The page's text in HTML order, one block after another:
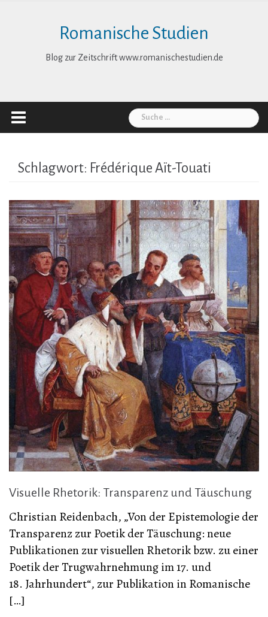
Romanische Studien
Blog zur Zeitschrift www.romanischestudien.de
Suche
nach:
Schlagwort: Frédérique Aït-Touati
Visuelle Rhetorik: Transparenz und Täuschung
Christian Reidenbach, „Von der Epistemologie der
Transparenz zur Poetik der Täuschung: neue
Publikationen zur visuellen Rhetorik bzw. zu einer
Poetik der Trugwahrnehmung im 17. und
18. Jahrhundert“, zur Publikation in Romanische
[…]